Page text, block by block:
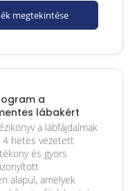
megtekintése
a
lábakért
a lábfájdalmak
4 hetes vezetett
és gyors
alapul, amelyek